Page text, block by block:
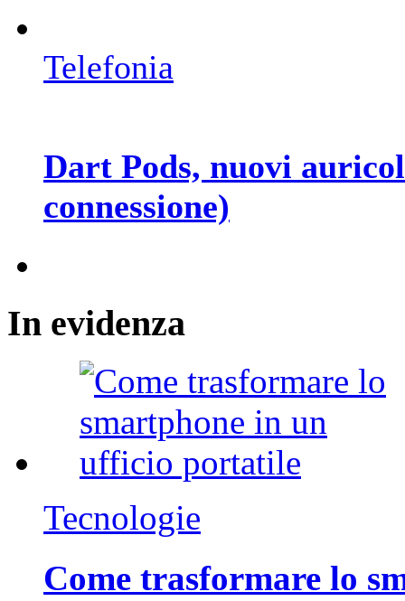
Telefonia
Dart Pods, nuovi
connessione)
In evidenza
Tecnologie
Come trasformare lo